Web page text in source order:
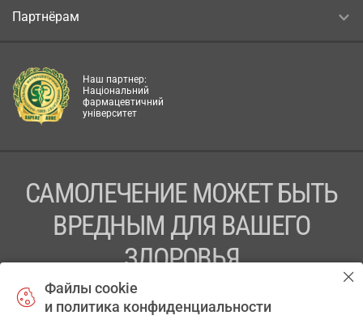
Партнёрам
Наш партнер:
Національний
фармацевтичний
університет
САМОЛЕЧЕНИЕ МОЖЕТ БЫТЬ
ВРЕДНЫМ ДЛЯ ВАШЕГО
ЗДОРОВЬЯ
ПЕРЕД ПРИМЕНЕНИЕМ ПРЕПАРАТА
ПРОКОНСУЛЬТИРУЙТЕСЬ С ВРАЧОМ
Файлы cookie
и политика конфиденциальности